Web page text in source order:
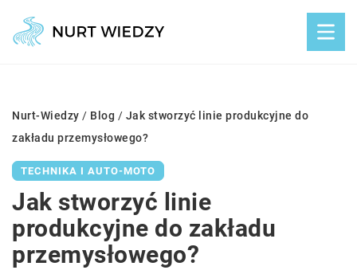
Nurt-Wiedzy / Blog / Jak stworzyć linie produkcyjne do
zakładu przemysłowego?
TECHNIKA I AUTO-MOTO
Jak stworzyć linie
produkcyjne do zakładu
przemysłowego?